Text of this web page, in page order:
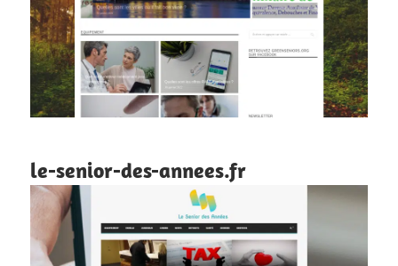
le-senior-des-annees.fr